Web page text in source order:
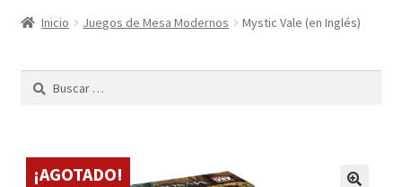
hijo
Inicio Juegos de Mesa Modernos Mystic Vale (en Inglés)
¡AGOTADO!
Buscar: